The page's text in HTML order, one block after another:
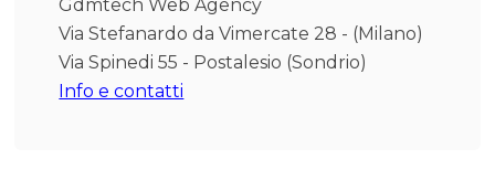
Gdmtech Web Agency
Via Stefanardo da Vimercate 28 - (Milano)
Via Spinedi 55 - Postalesio (Sondrio)
Info e contatti